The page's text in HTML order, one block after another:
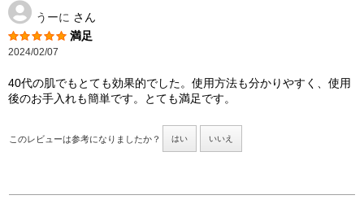
うーに さん
満足
2024/02/07
40代の肌でもとても効果的でした。使用方法も分かりやすく、使用
後のお手入れも簡単です。とても満足です。
このレビューは参考になりましたか？ はい いいえ